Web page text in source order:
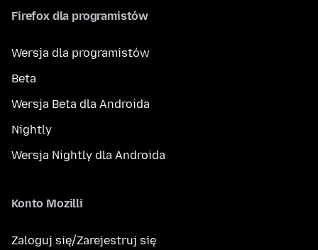
Firefox dla programistów
Wersja dla programistów
Beta
Wersja Beta dla Androida
Nightly
Wersja Nightly dla Androida
Konto Mozilli
Zaloguj się/Zarejestruj się